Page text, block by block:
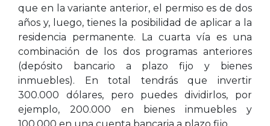
que en la variante anterior, el permiso es de dos
años y, luego, tienes la posibilidad de aplicar a la
residencia permanente. La cuarta vía es una
combinación de los dos programas anteriores
(depósito bancario a plazo fijo y bienes
inmuebles). En total tendrás que invertir
300.000 dólares, pero puedes dividirlos, por
ejemplo, 200.000 en bienes inmuebles y
100.000 en una cuenta bancaria a plazo fijo.